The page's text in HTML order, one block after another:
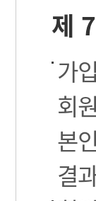
제
가
회
본
결